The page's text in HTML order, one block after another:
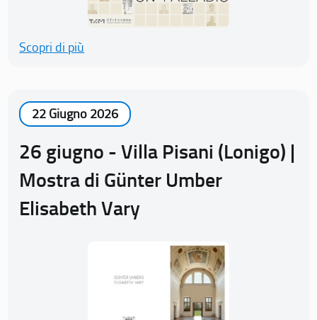
Scopri di più
22 Giugno 2026
26 giugno - Villa Pisani (Lonigo) |
Mostra di Günter Umber
Elisabeth Vary